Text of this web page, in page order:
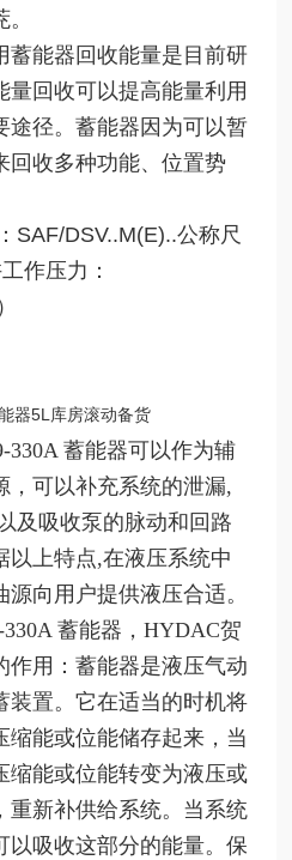
蓄能器回收能量是目前研
量回收可以提高能量利用
途径。蓄能器因为可以暂
回收多种功能、位置势
SAF/DSV..M(E)..公称尺
作压力：
330A蓄能器可以作为辅
，可以补充系统的泄漏,
及吸收泵的脉动和回路
以上特点,在液压系统中
向用户提供液压合适。
蓄能器，HYDAC贺
作用：蓄能器是液压气动
装置。它在适当的时机将
缩能或位能储存起来，当
缩能或位能转变为液压或
重新补供给系统。当系统
以吸收这部分的能量。保